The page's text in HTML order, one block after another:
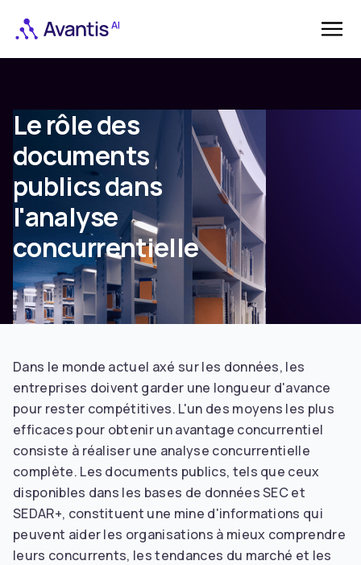
Le rôle des
documents
publics dans
l'analyse
concurrentielle
Dans le monde actuel axé sur les données, les
entreprises doivent garder une longueur d'avance
pour rester compétitives. L'un des moyens les plus
efficaces pour obtenir un avantage concurrentiel
consiste à réaliser une analyse concurrentielle
complète. Les documents publics, tels que ceux
disponibles dans les bases de données SEC et
SEDAR+, constituent une mine d'informations qui
peuvent aider les organisations à mieux comprendre
leurs concurrents, les tendances du marché et les